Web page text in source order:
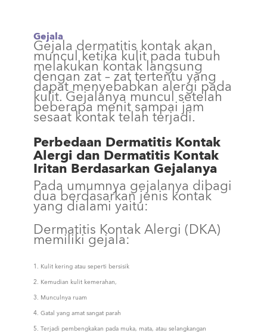
Gejala
Gejala dermatitis kontak akan
muncul ketika kulit pada tubuh
melakukan kontak langsung
dengan zat – zat tertentu yang
dapat menyebabkan alergi pada
kulit. Gejalanya muncul setelah
beberapa menit sampai jam
sesaat kontak telah terjadi.
Perbedaan Dermatitis Kontak
Alergi dan Dermatitis Kontak
Iritan Berdasarkan Gejalanya
Pada umumnya gejalanya dibagi
dua berdasarkan jenis kontak
yang dialami yaitu:
Dermatitis Kontak Alergi (DKA)
memiliki gejala:
Kulit kering atau seperti bersisik
Kemudian kulit kemerahan,
Munculnya ruam
Gatal yang amat sangat parah
Terjadi pembengkakan pada muka, mata, atau selangkangan